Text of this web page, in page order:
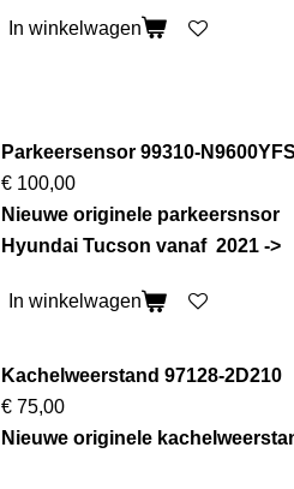
In winkelwagen
Parkeersensor 99310-N9600YFS
€ 100,00
Nieuwe originele parkeersnsor
Hyundai Tucson vanaf 2021 ->
In winkelwagen
Kachelweerstand 97128-2D210
€ 75,00
Nieuwe originele